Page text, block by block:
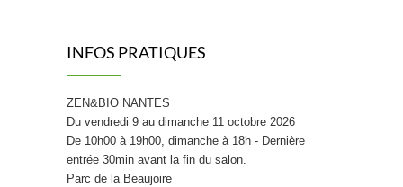
INFOS PRATIQUES
ZEN&BIO NANTES
Du vendredi 9 au dimanche 11 octobre 2026
De 10h00 à 19h00, dimanche à 18h - Dernière
entrée 30min avant la fin du salon.
Parc de la Beaujoire